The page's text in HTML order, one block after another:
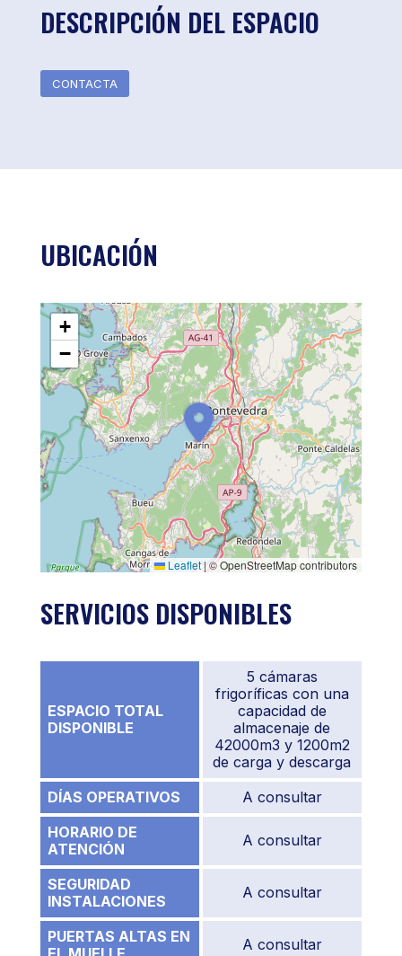
DESCRIPCIÓN DEL ESPACIO
CONTACTA
UBICACIÓN
+
−
Leaflet|© OpenStreetMap contributors
SERVICIOS DISPONIBLES
ESPACIO TOTAL
DISPONIBLE
5 cámaras
frigoríficas con una
capacidad de
almacenaje de
42000m3 y 1200m2
de carga y descarga
DÍAS OPERATIVOS
A consultar
HORARIO DE
ATENCIÓN
A consultar
SEGURIDAD
INSTALACIONES
A consultar
PUERTAS ALTAS EN
A consultar